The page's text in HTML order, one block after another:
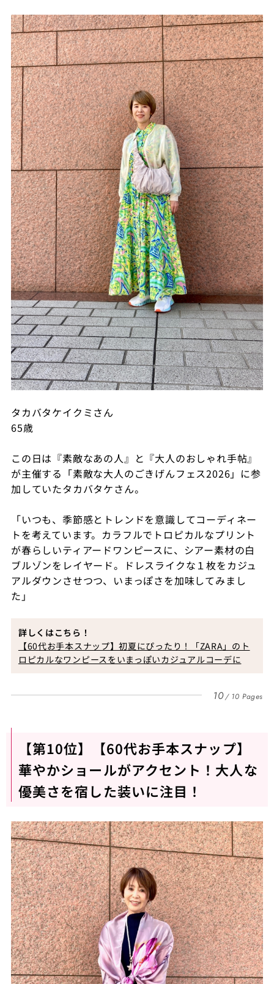
タカバタケイクミさん
65歳
この日は『素敵なあの人』と『大人のおしゃれ手帖』
が主催する「素敵な大人のごきげんフェス2026」に参
加していたタカバタケさん。
「いつも、季節感とトレンドを意識してコーディネー
トを考えています。カラフルでトロピカルなプリント
が春らしいティアードワンピースに、シアー素材の白
ブルゾンをレイヤード。ドレスライクな１枚をカジュ
アルダウンさせつつ、いまっぽさを加味してみまし
た」
詳しくはこちら！
【60代お手本スナップ】初夏にぴったり！「ZARA」のト
ロピカルなワンピースをいまっぽいカジュアルコーデに
10 10 Pages
【第10位】【60代お手本スナップ】
華やかショールがアクセント！大人な
優美さを宿した装いに注目！